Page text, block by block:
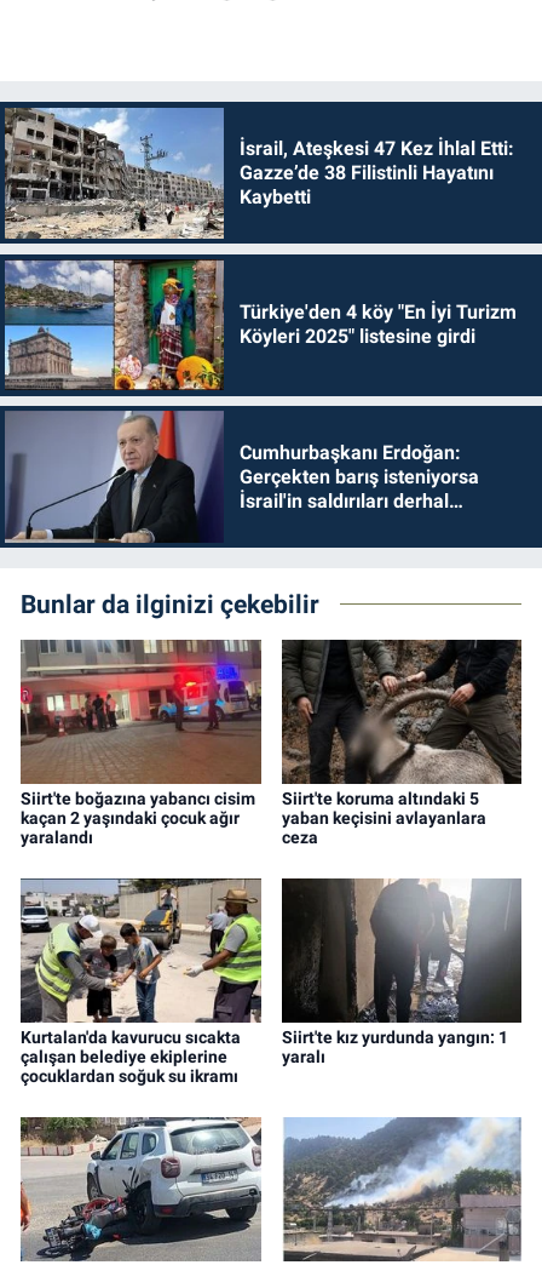
İsrail, Ateşkesi 47 Kez İhlal Etti:
Gazze’de 38 Filistinli Hayatını
Kaybetti
Türkiye'den 4 köy "En İyi Turizm
Köyleri 2025" listesine girdi
Cumhurbaşkanı Erdoğan:
Gerçekten barış isteniyorsa
İsrail'in saldırıları derhal
Bunlar da ilginizi çekebilir
Siirt'te boğazına yabancı cisim
kaçan 2 yaşındaki çocuk ağır
yaralandı
Siirt'te koruma altındaki 5
yaban keçisini avlayanlara
ceza
Kurtalan'da kavurucu sıcakta
çalışan belediye ekiplerine
çocuklardan soğuk su ikramı
Siirt'te kız yurdunda yangın: 1
yaralı